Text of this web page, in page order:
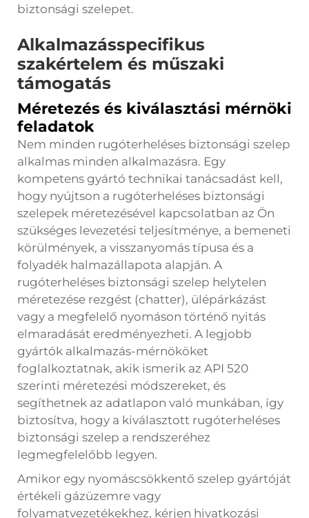
biztonsági szelepet.
Alkalmazásspecifikus
szakértelem és műszaki
támogatás
Méretezés és kiválasztási mérnöki
feladatok
Nem minden rugóterheléses biztonsági szelep
alkalmas minden alkalmazásra. Egy
kompetens gyártó technikai tanácsadást kell,
hogy nyújtson a rugóterheléses biztonsági
szelepek méretezésével kapcsolatban az Ön
szükséges levezetési teljesítménye, a bemeneti
körülmények, a visszanyomás típusa és a
folyadék halmazállapota alapján. A
rugóterheléses biztonsági szelep helytelen
méretezése rezgést (chatter), ülépárkázást
vagy a megfelelő nyomáson történő nyitás
elmaradását eredményezheti. A legjobb
gyártók alkalmazás-mérnököket
foglalkoztatnak, akik ismerik az API 520
szerinti méretezési módszereket, és
segíthetnek az adatlapon való munkában, így
biztosítva, hogy a kiválasztott rugóterheléses
biztonsági szelep a rendszeréhez
legmegfelelőbb legyen.
Amikor egy nyomáscsökkentő szelep gyártóját
értékeli gázüzemre vagy
folyamatvezetékekhez, kérjen hivatkozási